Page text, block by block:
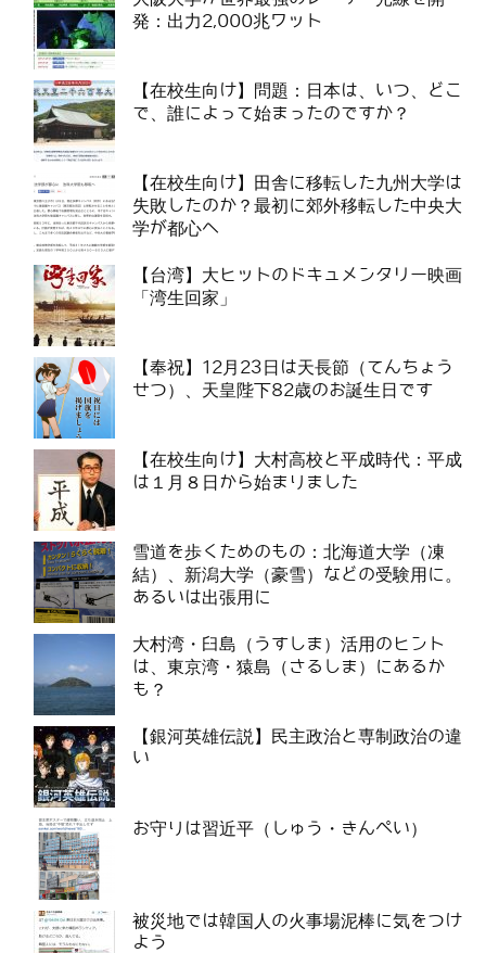
発：出力2,000兆ワット
【在校生向け】問題：日本は、いつ、どこ
で、誰によって始まったのですか？
【在校生向け】田舎に移転した九州大学は
失敗したのか？最初に郊外移転した中央大
学が都心へ
【台湾】大ヒットのドキュメンタリー映画
「湾生回家」
【奉祝】12月23日は天長節（てんちょう
せつ）、天皇陛下82歳のお誕生日です
【在校生向け】大村高校と平成時代：平成
は１月８日から始まりました
雪道を歩くためのもの：北海道大学（凍
結）、新潟大学（豪雪）などの受験用に。
あるいは出張用に
大村湾・臼島（うすしま）活用のヒント
は、東京湾・猿島（さるしま）にあるか
も？
【銀河英雄伝説】民主政治と専制政治の違
い
お守りは習近平（しゅう・きんぺい）
被災地では韓国人の火事場泥棒に気をつけ
よう